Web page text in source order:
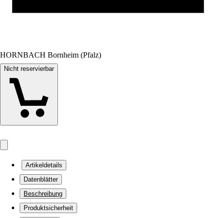
HORNBACH Bornheim (Pfalz)
Nicht reservierbar
Artikeldetails
Datenblätter
Beschreibung
Produktsicherheit